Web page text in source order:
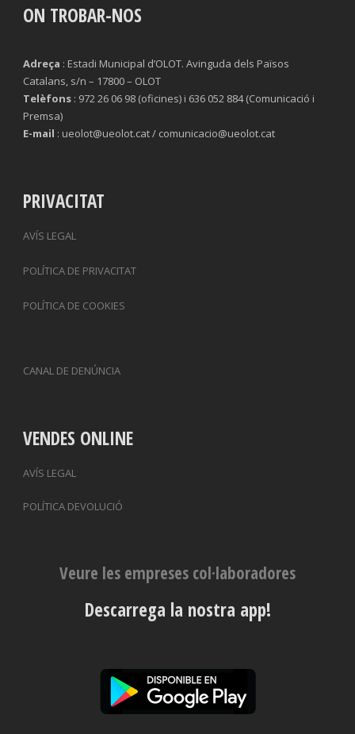
ON TROBAR-NOS
Adreça : Estadi Municipal d’OLOT. Avinguda dels Països
Catalans, s/n – 17800 – OLOT
Telèfons : 972 26 06 98 (oficines) i 636 052 884 (Comunicació i
Premsa)
E-mail : ueolot@ueolot.cat / comunicacio@ueolot.cat
PRIVACITAT
AVÍS LEGAL
POLÍTICA DE PRIVACITAT
POLÍTICA DE COOKIES
CANAL DE DENÚNCIA
VENDES ONLINE
AVÍS LEGAL
POLÍTICA DEVOLUCIÓ
Veure les empreses col·laboradores
Descarrega la nostra app!